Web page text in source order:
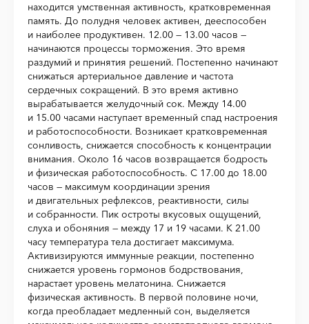
находится умственная активность, кратковременная
память. До полудня человек активен, дееспособен
и наиболее продуктивен. 12.00 — 13.00 часов —
начинаются процессы торможения. Это время
раздумий и принятия решений. Постепенно начинают
снижаться артериальное давление и частота
сердечных сокращений. В это время активно
вырабатывается желудочный сок. Между 14.00
и 15.00 часами наступает временный спад настроения
и работоспособности. Возникает кратковременная
сонливость, снижается способность к концентрации
внимания. Около 16 часов возвращается бодрость
и физическая работоспособность. С 17.00 до 18.00
часов — максимум координации зрения
и двигательных рефлексов, реактивности, силы
и собранности. Пик остроты вкусовых ощущений,
слуха и обоняния — между 17 и 19 часами. К 21.00
часу температура тела достигает максимума.
Активизируются иммунные реакции, постепенно
снижается уровень гормонов бодрствования,
нарастает уровень мелатонина. Снижается
физическая активность. В первой половине ночи,
когда преобладает медленный сон, выделяется